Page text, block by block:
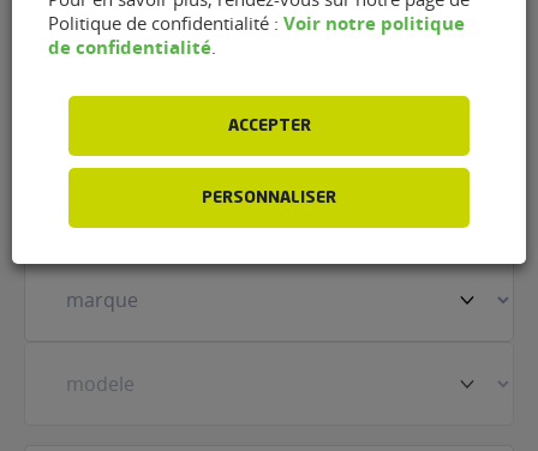
Prénom(Nécessaire)
Votre
véhicule(Nécessaire)
Politique de confidentialité : Voir notre politique
de confidentialité
ACCEPTER
PERSONNALISER